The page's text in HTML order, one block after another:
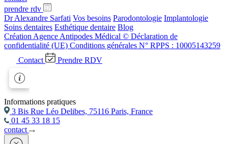
prendre rdv
Dr Alexandre Sarfati Vos besoins Parodontologie Implantologie
Soins dentaires Esthétique dentaire Blog
Création Agence Antipodes Médical © Déclaration de
confidentialité (UE) Conditions générales N° RPPS : 10005143259
Contact
Prendre RDV
Informations pratiques
3 Bis Rue Léo Delibes, 75116 Paris, France
01 45 33 18 15
contact